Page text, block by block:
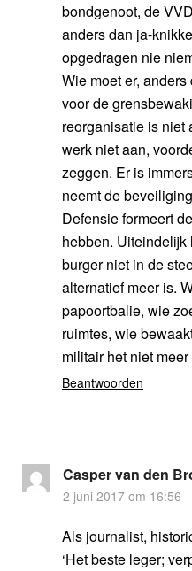
bondgenoot, de
anders dan ja-
opgedragen nie
Wie moet er,
voor de
reorganisatie is niet
werk niet aan,
zeggen. Er is
neemt de
Defensie formeert
hebben.
burger niet in de
alternatief meer is.
papoortbalie, wie
ruimtes, wie
militair het niet
Beantwoorden
Casper van den
2 juni 2017 om 16:56
Als journalist,
‘Het beste leger;